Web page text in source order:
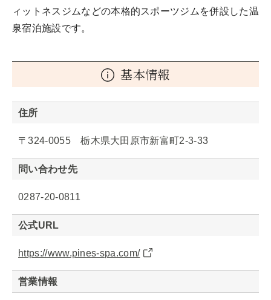
ィットネスジムなどの本格的スポーツジムを併設した温
泉宿泊施設です。
基本情報
住所
〒324-0055 栃木県大田原市新富町2-3-33
問い合わせ先
0287-20-0811
公式URL
https://www.pines-spa.com/
営業情報